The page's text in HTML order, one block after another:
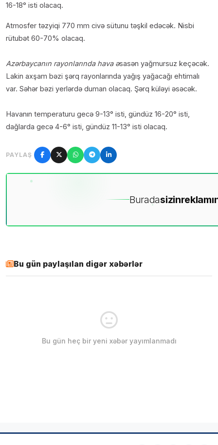
16-18° isti olacaq.
Atmosfer təzyiqi 770 mm civə sütunu təşkil edəcək. Nisbi
rütubət 60-70% olacaq.
Azərbaycanın rayonlarında hava əsasən yağmursuz keçəcək.
Lakin axşam bəzi şərq rayonlarında yağış yağacağı ehtimalı
var. Səhər bəzi yerlərdə duman olacaq. Şərq küləyi əsəcək.
Havanın temperaturu gecə 9-13° isti, gündüz 16-20° isti,
dağlarda gecə 4-6° isti, gündüz 11-13° isti olacaq.
PAYLAŞ
Buradasizin
Bu gün paylaşılan digər xəbərlər
Bu gün heç bir yeni xəbər yayımlanmadı